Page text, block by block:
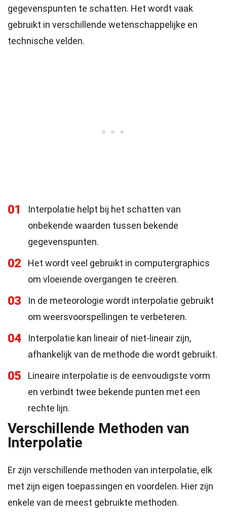
gegevenspunten te schatten. Het wordt vaak
gebruikt in verschillende wetenschappelijke en
technische velden.
01
Interpolatie helpt bij het schatten van
onbekende waarden tussen bekende
gegevenspunten.
02
Het wordt veel gebruikt in computergraphics
om vloeiende overgangen te creëren.
03
In de meteorologie wordt interpolatie gebruikt
om weersvoorspellingen te verbeteren.
04
Interpolatie kan lineair of niet-lineair zijn,
afhankelijk van de methode die wordt gebruikt.
05
Lineaire interpolatie is de eenvoudigste vorm
en verbindt twee bekende punten met een
rechte lijn.
Verschillende Methoden van
Interpolatie
Er zijn verschillende methoden van interpolatie, elk
met zijn eigen toepassingen en voordelen. Hier zijn
enkele van de meest gebruikte methoden.